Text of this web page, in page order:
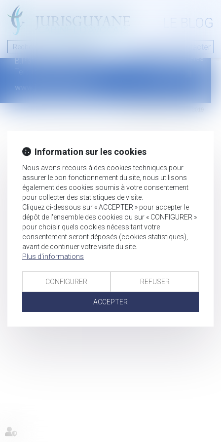
LE BLOG
Nous contacter
46 avenue de la liberté
B.P.315 - 97327 Cayenne Cedex
Tel : +594 594 29 45 35
www.jurisguyane.com
Mentions légales
Information sur les cookies
Nous avons recours à des cookies techniques pour
assurer le bon fonctionnement du site, nous utilisons
également des cookies soumis à votre consentement
pour collecter des statistiques de visite.
Cliquez ci-dessous sur « ACCEPTER » pour accepter le
dépôt de l'ensemble des cookies ou sur « CONFIGURER »
pour choisir quels cookies nécessitant votre
consentement seront déposés (cookies statistiques),
avant de continuer votre visite du site.
Plus d'informations
CONFIGURER REFUSER
ACCEPTER